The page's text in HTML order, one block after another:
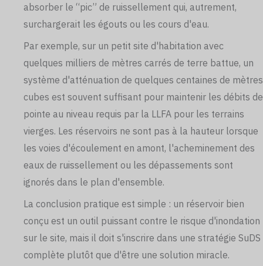
absorber le “pic” de ruissellement qui, autrement,
surchargerait les égouts ou les cours d'eau.
Par exemple, sur un petit site d'habitation avec
quelques milliers de mètres carrés de terre battue, un
système d'atténuation de quelques centaines de mètres
cubes est souvent suffisant pour maintenir les débits de
pointe au niveau requis par la LLFA pour les terrains
vierges. Les réservoirs ne sont pas à la hauteur lorsque
les voies d'écoulement en amont, l'acheminement des
eaux de ruissellement ou les dépassements sont
ignorés dans le plan d'ensemble.
La conclusion pratique est simple : un réservoir bien
conçu est un outil puissant contre le risque d'inondation
sur le site, mais il doit s'inscrire dans une stratégie SuDS
complète plutôt que d'être une solution miracle.